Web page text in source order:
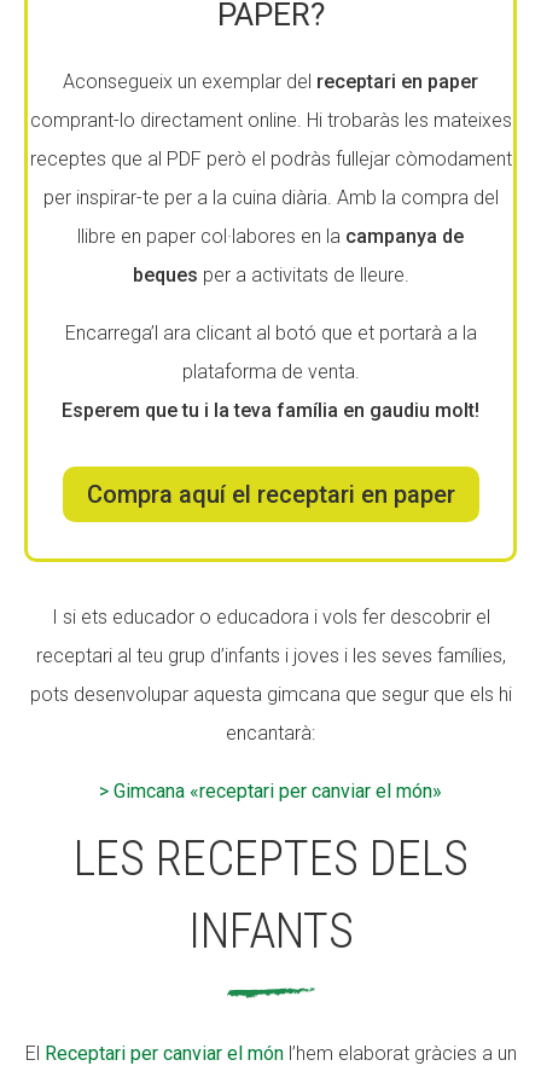
PAPER?
Aconsegueix un exemplar del receptari en paper
comprant-lo directament online. Hi trobaràs les mateixes
receptes que al PDF però el podràs fullejar còmodament
per inspirar-te per a la cuina diària. Amb la compra del
llibre en paper col·labores en la campanya de
beques per a activitats de lleure.
Encarrega’l ara clicant al botó que et portarà a la
plataforma de venta.
Esperem que tu i la teva família en gaudiu molt!
Compra aquí el receptari en paper
I si ets educador o educadora i vols fer descobrir el
receptari al teu grup d’infants i joves i les seves famílies,
pots desenvolupar aquesta gimcana que segur que els hi
encantarà:
> Gimcana «receptari per canviar el món»
LES RECEPTES DELS
INFANTS
El Receptari per canviar el mónl’hem elaborat gràcies a un
Xarxes socials
COL·LABORA
Fes voluntariat
Xarxes socials
COL·LABORA
Fes voluntariat